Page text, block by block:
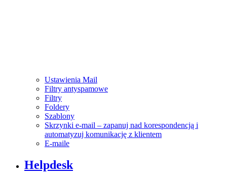
Ustawienia Mail
Filtry antyspamowe
Filtry
Foldery
Szablony
Skrzynki e-mail – zapanuj nad korespondencją i
automatyzuj komunikację z klientem
E-maile
Helpdesk